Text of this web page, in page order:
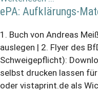
ePA: Aufklärungs-
1. Buch von Andreas
auslegen | 2. Flyer des
Schweigepflicht):
selbst drucken lassen
oder vistaprint.de als